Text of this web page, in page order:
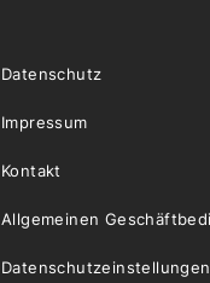
Datenschutz
Impressum
Kontakt
Allgemeinen
Datenschutzeinstellungen